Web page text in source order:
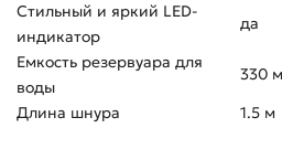
Стильный и яркий LED-
индикатор
да
Емкость резервуара для
воды
330
Длина шнура
1.5 м